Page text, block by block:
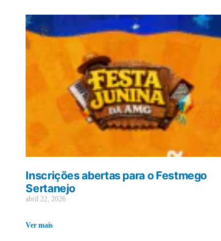
Inscrições abertas para o Festmego
Sertanejo
abril 22, 2026
Ver mais